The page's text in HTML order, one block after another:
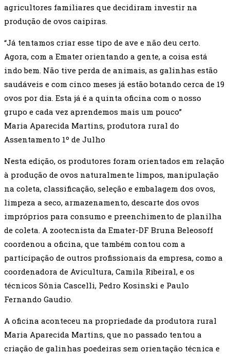
agricultores familiares que decidiram investir na
produção de ovos caipiras.
“Já tentamos criar esse tipo de ave e não deu certo.
Agora, com a Emater orientando a gente, a coisa está
indo bem. Não tive perda de animais, as galinhas estão
saudáveis e com cinco meses já estão botando cerca de 19
ovos por dia. Esta já é a quinta oficina com o nosso
grupo e cada vez aprendemos mais um pouco”
Maria Aparecida Martins, produtora rural do
Assentamento 1º de Julho
Nesta edição, os produtores foram orientados em relação
à produção de ovos naturalmente limpos, manipulação
na coleta, classificação, seleção e embalagem dos ovos,
limpeza a seco, armazenamento, descarte dos ovos
impróprios para consumo e preenchimento de planilha
de coleta. A zootecnista da Emater-DF Bruna Beleosoff
coordenou a oficina, que também contou com a
participação de outros profissionais da empresa, como a
coordenadora de Avicultura, Camila Ribeiral, e os
técnicos Sônia Cascelli, Pedro Kosinski e Paulo
Fernando Gaudio.
A oficina aconteceu na propriedade da produtora rural
Maria Aparecida Martins, que no passado tentou a
criação de galinhas poedeiras sem orientação técnica e